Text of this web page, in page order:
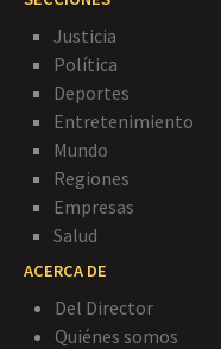
Justicia
Política
Deportes
Entretenimiento
Mundo
Regiones
Empresas
Salud
ACERCA DE
Del Director
Quiénes somos